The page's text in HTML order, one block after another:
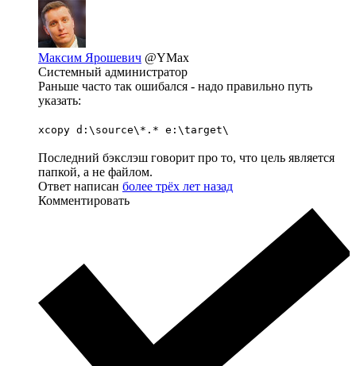
Максим Ярошевич @YMax
Системный администратор
Раньше часто так ошибался - надо правильно путь
указать:
xcopy d:\source\*.* e:\target\
Последний бэкслэш говорит про то, что цель является
папкой, а не файлом.
Ответ написан более трёх лет назад
Комментировать